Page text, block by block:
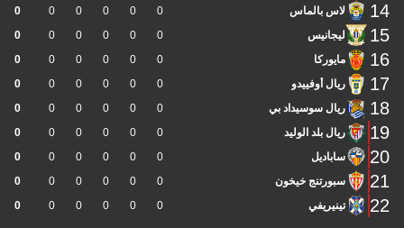
14 لاس بالماس 0
0
0
0
0
0
15 ليجانيس 0
0
0
0
0
0
16 مايوركا 0
0
0
0
0
0
17 ريال أوفييدو 0
0
0
0
0
0
18 ريال سوسيداد بي 0
0
0
0
0
0
19 ريال بلد الوليد 0
0
0
0
0
0
20 ساباديل 0
0
0
0
0
0
21 سبورتنج خيخون 0
0
0
0
0
0
22 تينيريفي 0
0
0
0
0
0